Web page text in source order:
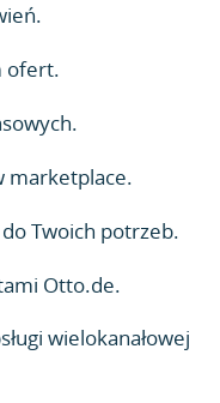
ofert.
marketplace.
Twoich potrzeb.
Otto.de.
wielokanałowej